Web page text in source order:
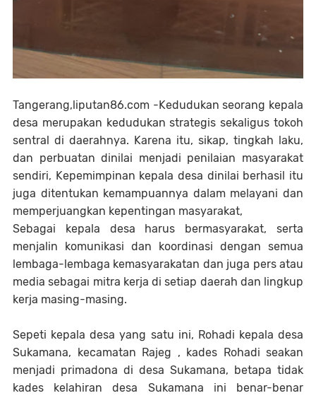
Tangerang,liputan86.com -Kedudukan seorang kepala
desa merupakan kedudukan strategis sekaligus tokoh
sentral di daerahnya. Karena itu, sikap, tingkah laku,
dan perbuatan dinilai menjadi penilaian masyarakat
sendiri, Kepemimpinan kepala desa dinilai berhasil itu
juga ditentukan kemampuannya dalam melayani dan
memperjuangkan kepentingan masyarakat,
Sebagai kepala desa harus bermasyarakat, serta
menjalin komunikasi dan koordinasi dengan semua
lembaga-lembaga kemasyarakatan dan juga pers atau
media sebagai mitra kerja di setiap daerah dan lingkup
kerja masing-masing.
Sepeti kepala desa yang satu ini, Rohadi kepala desa
Sukamana, kecamatan Rajeg , kades Rohadi seakan
menjadi primadona di desa Sukamana, betapa tidak
kades kelahiran desa Sukamana ini benar-benar